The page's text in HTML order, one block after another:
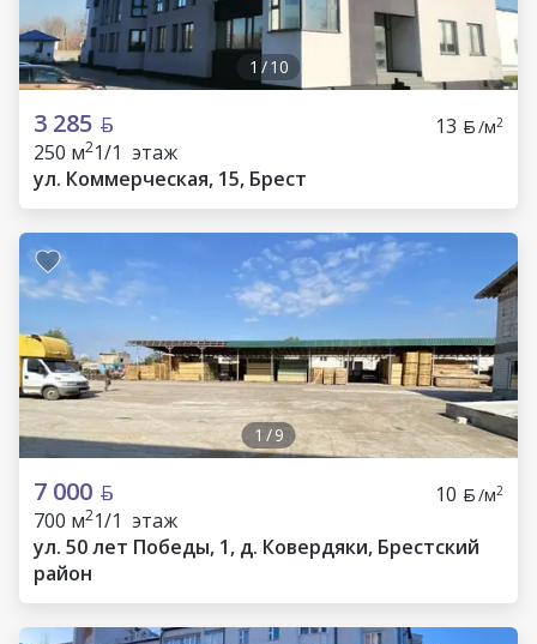
1 /10
3 285 13 /м2
250 м21/1 этаж
ул. Коммерческая, 15, Брест
1 /9
7 000 10 /м2
700 м21/1 этаж
ул. 50 лет Победы, 1, д. Ковердяки, Брестский
район